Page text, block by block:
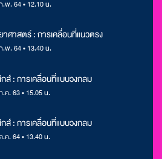
.พ. 64 • 12.10 น.
าศาสตร์ : การเคลื่อนที่แนวตรง
.พ. 64 • 13.40 น.
ส์ : การเคลื่อนที่แบบวงกลม
.ค. 63 • 15.05 น.
ส์ : การเคลื่อนที่แบบวงกลม
.ค. 64 • 13.40 น.